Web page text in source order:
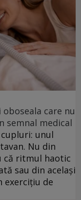
care nu
semnal medical
unul
Nu din
că ritmul haotic
sau din același
de